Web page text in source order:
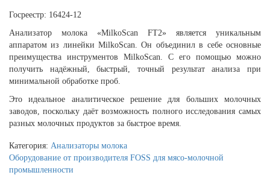
Госреестр: 16424-12
Анализатор молока «MilkoScan FT2» является уникальным
аппаратом из линейки MilkoScan. Он объединил в себе основные
преимущества инструментов MilkoScan. С его помощью можно
получить надёжный, быстрый, точный результат анализа при
минимальной обработке проб.
Это идеальное аналитическое решение для больших молочных
заводов, поскольку даёт возможность полного исследования самых
разных молочных продуктов за быстрое время.
Категория: Анализаторы молока
Оборудование от производителя FOSS для мясо-молочной
промышленности